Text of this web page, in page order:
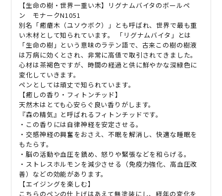
【生命の樹・世界一重い木】リグナムバイタのボールペ
ン モナークN1051
別名「癒瘡木（ユソウボク）」とも呼ばれ、世界で最も重
い木材として知られています。
「リグナムバイタ」とは
「生命の樹」という意味のラテン語で、古来この樹の樹液
は万病に効くとされ、非常に高値で取引されてきました。
心材は茶褐色ですが、時間の経過と供に鮮やかな深緑色に
変化していきます。
ペンとしては頑丈で知られています。
【癒しの香り・フィトンチッド】
天然木はとても心安らぐ良い香りがします。
『森の精気』と呼ばれるフィトンチッドです。
・この香りには自律神経を安定させる。
・交感神経の興奮をおさえ、不眠を解消し、快適な睡眠を
もたらす。
・脳の活動や血圧を鎮め、怒りや緊張などを和らげる。
・ストレスホルモンを減少させる（免疫力強化、高血圧改
善）などの効能があります。
【エイジングを楽しむ】
こちらのペンの仕上げはあえて無塗装にし、経年の変化を